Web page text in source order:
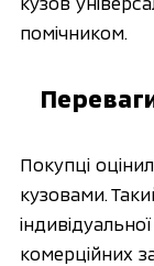
помічником.
Покупці
кузовами.
комерційних